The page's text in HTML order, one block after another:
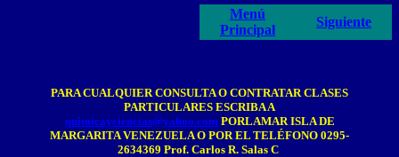
Menú
Principal
Siguiente
PARA CUALQUIER CONSULTA O CONTRATAR CLASES
PARTICULARES ESCRIBA A
quimicayciencias@yahoo.comPORLAMAR ISLA DE
MARGARITA VENEZUELA O POR EL TELÉFONO 0295-
2634369 Prof. Carlos R. Salas C